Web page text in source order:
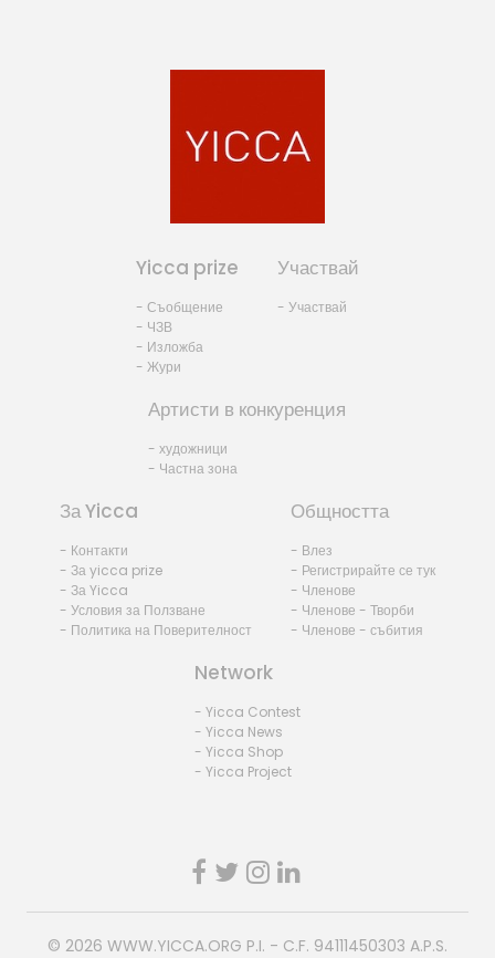
Yicca prize
- Съобщение
- ЧЗВ
- Изложба
- Жури
Участвай
- Участвай
Артисти в конкуренция
- художници
- Частна зона
За Yicca
- Контакти
- За yicca prize
- За Yicca
- Условия за Ползване
- Политика на Поверителност
Общността
- Влез
- Регистрирайте се тук
- Членове
- Членове - Творби
- Членове - събития
Network
- Yicca Contest
- Yicca News
- Yicca Shop
- Yicca Project
© 2026 WWW.YICCA.ORG P.I. - C.F. 94111450303 A.P.S.